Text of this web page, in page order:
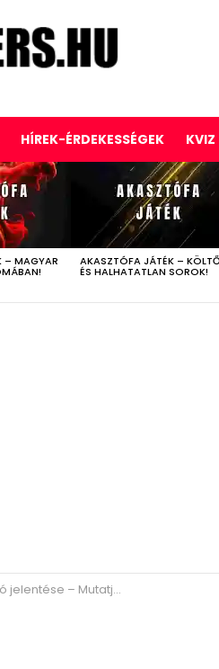
HÍREK-ÉRDEKESSÉGEK KVIZ
– MAGYAR AKASZTÓFA JÁTÉK –
ÉS HALHATATLAN SOROK!
– Mutatjuk, hogy mit is jelent!